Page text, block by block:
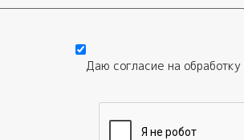
Даю согласие на обработку